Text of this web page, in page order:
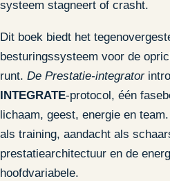
systeem stagneert of crasht.
Dit boek biedt het
besturingssysteem voor de
runt. De Prestatie-integrator
INTEGRATE-protocol, één
lichaam, geest, energie en
als training, aandacht als
prestatiearchitectuur en de
hoofdvariabele.